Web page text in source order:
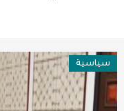
سياسية
رياضة
فن وثقافة